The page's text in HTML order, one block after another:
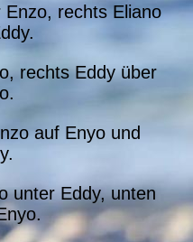
rechts Eliano
rechts Eddy über
auf Enyo und
unter Eddy, unten